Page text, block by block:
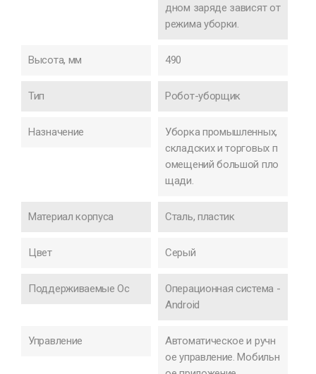
дном заряде зависят от
режима уборки.
Высота, мм 490
Тип Робот-уборщик
Назначение
Уборка промышленных,
складских и торговых п
омещений большой пло
щади.
Материал корпуса Сталь, пластик
Цвет Серый
Поддерживаемые Ос
Операционная система -
Android
Управление
Автоматическое и ручн
ое управление. Мобильн